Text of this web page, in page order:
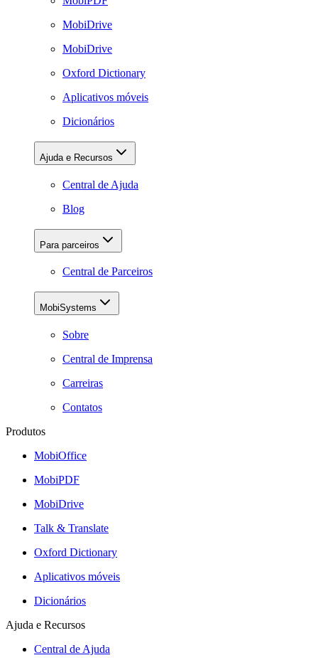
MobiDrive
MobiDrive
Oxford Dictionary
Aplicativos móveis
Dicionários
Ajuda e Recursos
Central de Ajuda
Blog
Para parceiros
Central de Parceiros
MobiSystems
Sobre
Central de Imprensa
Carreiras
Contatos
Produtos
MobiOffice
MobiPDF
MobiDrive
Talk & Translate
Oxford Dictionary
Aplicativos móveis
Dicionários
Ajuda e Recursos
Central de Ajuda